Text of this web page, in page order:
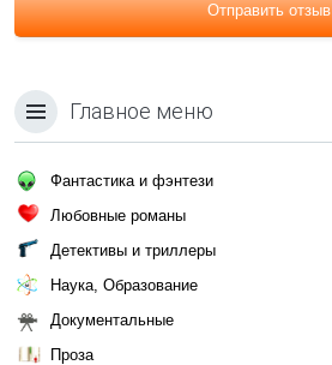
Отправить отзыв
Главное меню
Фантастика и фэнтези
Любовные романы
Детективы и триллеры
Наука, Образование
Документальные
Проза